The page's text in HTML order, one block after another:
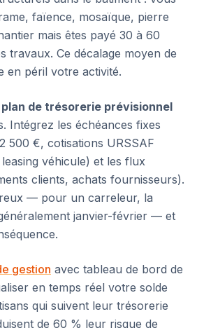
faïence, mosaïque, pierre
mais êtes payé 30 à 60
travaux. Ce décalage moyen de
en péril votre activité.
plan de trésorerie prévisionnel
Intégrez les échéances fixes
500 €, cotisations URSSAF
véhicule) et les flux
clients, achats fournisseurs).
— pour un carreleur, la
janvier-février — et
gestion avec tableau de bord de
en temps réel votre solde
qui suivent leur trésorerie
de 60 % leur risque de